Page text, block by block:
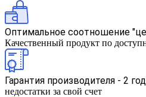
Оптимальное соотношение
Качественный продукт по
Гарантия производителя - 2
недостатки за свой счет